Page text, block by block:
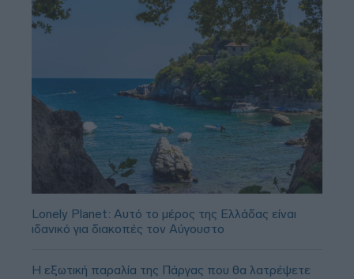
Lonely Planet: Αυτό το μέρος της Ελλάδας είναι
ιδανικό για διακοπές τον Αύγουστο
Η εξωτική παραλία της Πάργας που θα λατρέψετε